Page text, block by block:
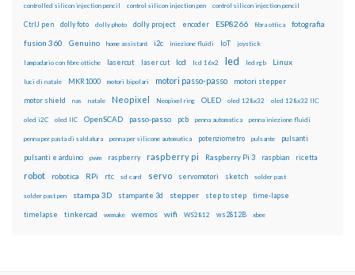
controlled silicon injection pencil control silicon injection pen control silicon injection pencil
CtrlJ pen dolly foto dolly photo dolly project encoder ESP8266 fibra ottica fotografia
fusion 360 Genuino home assistant i2c iniezione fluidi IoT joystick
lampadario con fibre ottiche lasercut laser cut lcd lcd 16x2 led led rgb Linux
luci di natale MKR1000 motori bipolari motori passo-passo motori stepper
motor shield nas natale Neopixel Neopixel ring OLED oled 128x32 oled 128x32 IIC
oled i2C oled IIC OpenSCAD passo-passo pcb penna automatica penna iniezione fluidi
penna per pasta di saldatura penna per silicone automatica potenziometro pulsante pulsanti
pulsanti e arduino pwm raspberry raspberry pi Raspberry Pi 3 raspbian ricetta
robot robotica RPi rtc sd card servo servomotori sketch solder past
solder past pen stampa 3D stampante 3d stepper step to step time-lapse
timelapse tinkercad wemake wemos wifi WS2812 ws2812B xbee